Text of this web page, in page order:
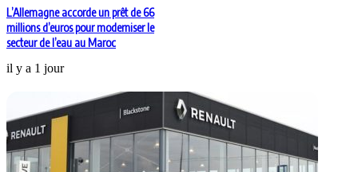
L’Allemagne accorde un prêt de 66
millions d’euros pour moderniser le
secteur de l’eau au Maroc
il y a 1 jour